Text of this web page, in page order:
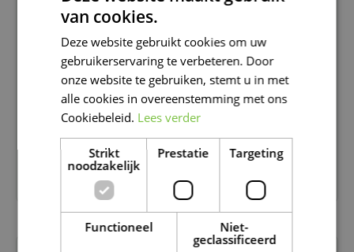
CACTUS
van cookies.
Deze website gebruikt cookies om uw
gebruikerservaring te verbeteren. Door
onze website te gebruiken, stemt u in met
alle cookies in overeenstemming met ons
Cookiebeleid. Lees verder
Strikt
noodzakelijk
Prestatie Targeting
Functioneel
Niet-
geclassificeerd